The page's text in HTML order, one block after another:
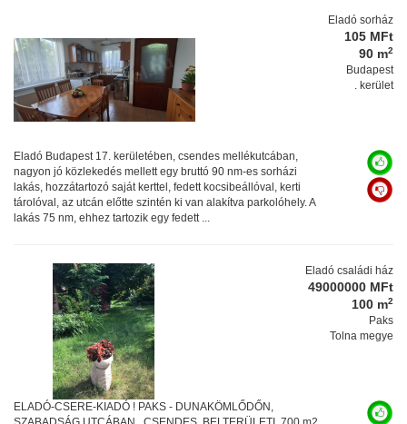
Eladó sorház
105 MFt
90 m2
Budapest
. kerület
Eladó Budapest 17. kerületében, csendes mellékutcában,
nagyon jó közlekedés mellett egy bruttó 90 nm-es sorházi
lakás, hozzátartozó saját kerttel, fedett kocsibeállóval, kerti
tárolóval, az utcán előtte szintén ki van alakítva parkolóhely. A
lakás 75 nm, ehhez tartozik egy fedett ...
Eladó családi ház
49000000 MFt
100 m2
Paks
Tolna megye
ELADÓ-CSERE-KIADÓ ! PAKS - DUNAKÖMLŐDŐN,